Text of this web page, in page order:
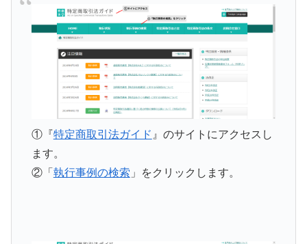
①『特定商取引法ガイド 』のサイトにアクセスし
ます。
②「 執行事例の検索 」をクリックします。